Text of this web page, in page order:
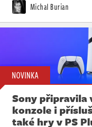
Michal Burian
NOVINKA
Sony připravila
konzole i
také hry v PS